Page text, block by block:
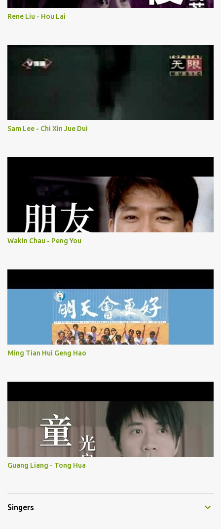
Rene Liu - Hou Lai
Sam Lee - Chi Xin Jue Dui
Wakin Chau - Peng You
Ming Tian Hui Geng Hao
Guang Liang - Tong Hua
Singers